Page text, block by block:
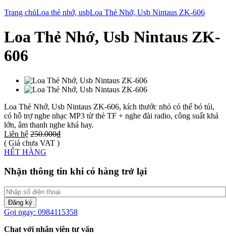
Trang chủLoa thẻ nhớ, usbLoa Thẻ Nhớ, Usb Nintaus ZK-606
Loa Thẻ Nhớ, Usb Nintaus ZK-
606
Loa Thẻ Nhớ, Usb Nintaus ZK-606, kích thước nhỏ có thể bỏ túi,
có hỗ trợ nghe nhạc MP3 từ thẻ TF + nghe đài radio, công suất khá
lớn, âm thanh nghe khá hay.
Liên hệ 250.000₫
( Giá chưa VAT )
HẾT HÀNG
Nhận thông tin khi có hàng trở lại
Đăng ký
Gọi ngay: 0984115358
Chat với nhân viên tư vấn